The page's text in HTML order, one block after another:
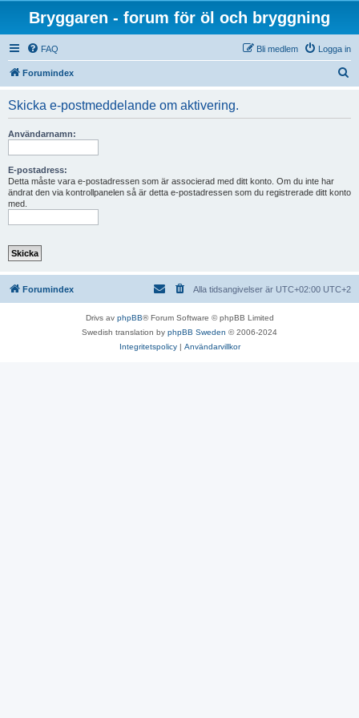
Bryggaren - forum för öl och bryggning
FAQ Logga in
Bli medlem
Forumindex
Skicka e-postmeddelande om aktivering.
Användarnamn:
E-postadress:
Detta måste vara e-postadressen som är associerad med ditt konto. Om du inte har
ändrat den via kontrollpanelen så är detta e-postadressen som du registrerade ditt konto
med.
Forumindex Alla tidsangivelser är UTC+02:00 UTC+2
Drivs av phpBB® Forum Software © phpBB Limited
Swedish translation by phpBB Sweden © 2006-2024
Integritetspolicy| Användarvillkor